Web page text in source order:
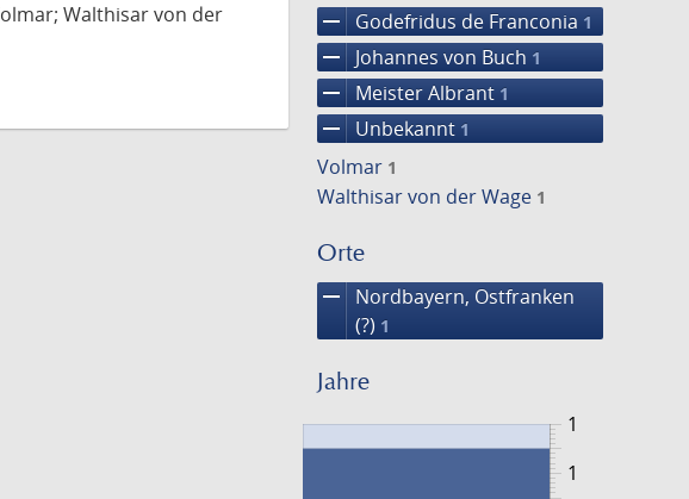
remove Godefridus de Franconia 1
remove Johannes von Buch 1
remove Meister Albrant 1
remove Unbekannt 1
Volmar 1
Walthisar von der Wage 1
Orte
remove
Nordbayern, Ostfranken
(?) 1
Jahre
1
1
Walthisar von der